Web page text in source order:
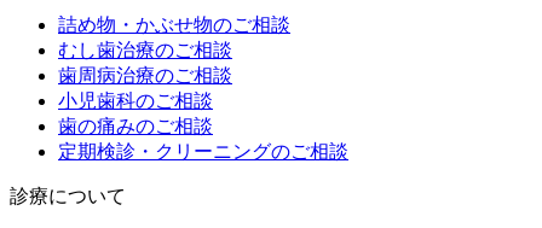
詰め物・かぶせ物のご相談
むし歯治療のご相談
歯周病治療のご相談
小児歯科のご相談
歯の痛みのご相談
定期検診・クリーニングのご相談
診療について